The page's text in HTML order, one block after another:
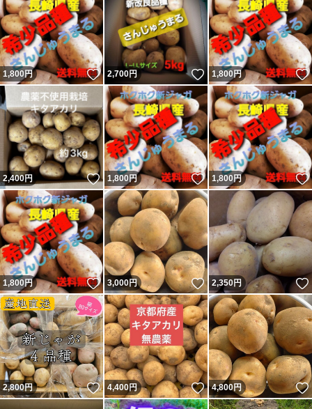
1,800 円 いいね！
2,700円 いいね！
1,800 円
2,400円 いいね！
1,800 円 いいね！
1,800 円
1,800 円 いいね！
3,000円 いいね！
2,350円
2,800円 いいね！
4,400円 いいね！
4,800円